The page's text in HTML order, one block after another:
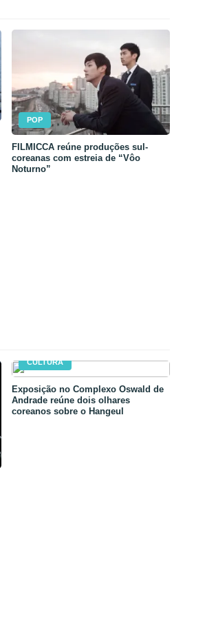
POP
FILMICCA reúne produções sul-
coreanas com estreia de “Vôo
Noturno”
CULTURA
Exposição no Complexo Oswald de
Andrade reúne dois olhares
coreanos sobre o Hangeul